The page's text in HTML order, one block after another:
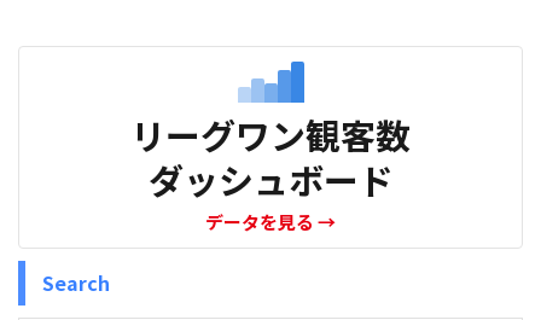
リーグワン観客数
ダッシュボード
データを見る →
Search